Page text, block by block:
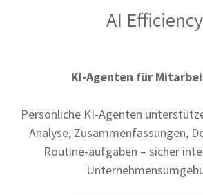
AI Efficiency
KI-Agenten für
Persönliche KI-Agenten
Analyse, Zusammenfassungen,
Routine-aufgaben – sicher